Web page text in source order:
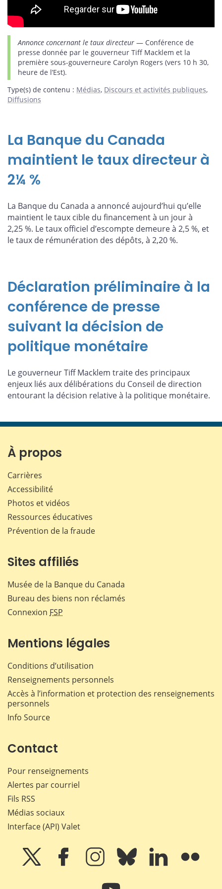
Annonce concernant le taux directeur — Conférence de
presse donnée par le gouverneur Tiff Macklem et la
première sous-gouverneure Carolyn Rogers (vers 10 h 30,
heure de l’Est).
Type(s) de contenu : Médias, Discours et activités publiques,
Diffusions
La Banque du Canada
maintient le taux directeur à
2¼ %
La Banque du Canada a annoncé aujourd’hui qu’elle
maintient le taux cible du financement à un jour à
2,25 %. Le taux officiel d’escompte demeure à 2,5 %, et
le taux de rémunération des dépôts, à 2,20 %.
Déclaration préliminaire à la
conférence de presse
suivant la décision de
politique monétaire
Le gouverneur Tiff Macklem traite des principaux
enjeux liés aux délibérations du Conseil de direction
entourant la décision relative à la politique monétaire.
À propos
Carrières
Accessibilité
Photos et vidéos
Ressources éducatives
Prévention de la fraude
Sites affiliés
Musée de la Banque du Canada
Bureau des biens non réclamés
Connexion FSP
Mentions légales
Conditions d’utilisation
Renseignements personnels
Accès à l’information et protection des renseignements
personnels
Info Source
Contact
Pour renseignements
Alertes par courriel
Fils RSS
Médias sociaux
Interface (API) Valet